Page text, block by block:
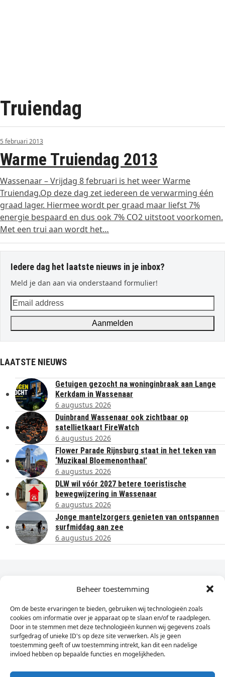
Beheer toestemming
Om de beste ervaringen te bieden, gebruiken wij technologieën zoals
cookies om informatie over je apparaat op te slaan en/of te raadplegen.
Door in te stemmen met deze technologieën kunnen wij gegevens zoals
surfgedrag of unieke ID's op deze site verwerken. Als je geen
toestemming geeft of uw toestemming intrekt, kan dit een nadelige
invloed hebben op bepaalde functies en mogelijkheden.
Truiendag
5 februari 2013
Warme Truiendag 2013
Wassenaar – Vrijdag 8 februari is het weer Warme
Truiendag.Op deze dag zet iedereen de verwarming één
graad lager. Hiermee wordt per graad maar liefst 7%
energie bespaard en dus ook 7% CO2 uitstoot voorkomen.
Met een trui aan wordt het…
Iedere dag het laatste nieuws in je inbox?
Meld je dan aan via onderstaand formulier!
Email
address
Aanmelden
LAATSTE NIEUWS
Getuigen gezocht na woninginbraak aan Lange
Kerkdam in Wassenaar
6 augustus 2026
Duinbrand Wassenaar ook zichtbaar op
satellietkaart FireWatch
6 augustus 2026
Flower Parade Rijnsburg staat in het teken van
‘Muzikaal Bloemenonthaal’
6 augustus 2026
DLW wil vóór 2027 betere toeristische
bewegwijzering in Wassenaar
6 augustus 2026
Jonge mantelzorgers genieten van ontspannen
surfmiddag aan zee
6 augustus 2026
Dagelijks het laatste nieuws in je e-mail?
Vul
hier
je
e-
mailadres
in
Sign Up